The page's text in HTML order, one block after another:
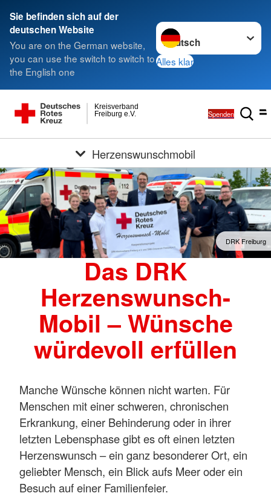
Sie befinden sich auf der
deutschen Website
You are on the German website,
you can use the switch to switch to
the English one
Sprache wechseln zu
Alles klar
Freiburg e.V.
Kreisverband
Spenden
Herzenswunschmobil
DRK Freiburg
Das DRK
Herzenswunsch-
Mobil – Wünsche
würdevoll erfüllen
Manche Wünsche können nicht warten. Für
Menschen mit einer schweren, chronischen
Erkrankung, einer Behinderung oder in ihrer
letzten Lebensphase gibt es oft einen letzten
Herzenswunsch – ein ganz besonderer Ort, ein
geliebter Mensch, ein Blick aufs Meer oder ein
Besuch auf einer Familienfeier.